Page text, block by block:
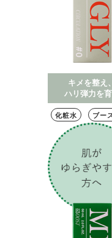
キメを整え、
ハリ弾力を
化粧水 ブー